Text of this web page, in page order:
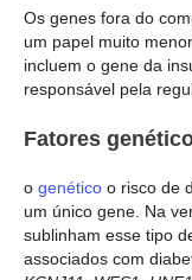
Os genes fora do
um papel muito
incluem o gene da
responsável pela
Fatores
o genético o risco de
um único gene. Na
sublinham esse tipo
associados com